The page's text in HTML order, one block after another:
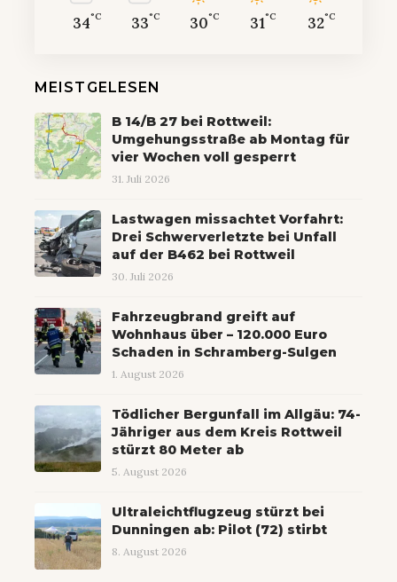
34°C 33°C 30°C 31°C 32°C
MEISTGELESEN
B 14/B 27 bei Rottweil:
Umgehungsstraße ab Montag für
vier Wochen voll gesperrt
31. Juli 2026
Lastwagen missachtet Vorfahrt:
Drei Schwerverletzte bei Unfall
auf der B462 bei Rottweil
30. Juli 2026
Fahrzeugbrand greift auf
Wohnhaus über – 120.000 Euro
Schaden in Schramberg-Sulgen
1. August 2026
Tödlicher Bergunfall im Allgäu: 74-
Jähriger aus dem Kreis Rottweil
stürzt 80 Meter ab
5. August 2026
Ultraleichtflugzeug stürzt bei
Dunningen ab: Pilot (72) stirbt
8. August 2026